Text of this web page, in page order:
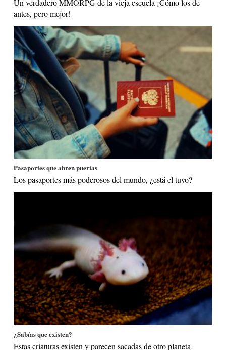
Un verdadero MMORPG de la vieja escuela ¡Cómo los de
antes, pero mejor!
Pasaportes que abren puertas
Los pasaportes más poderosos del mundo, ¿está el tuyo?
¿Sabías que existen?
Estas criaturas existen y parecen sacadas de otro planeta